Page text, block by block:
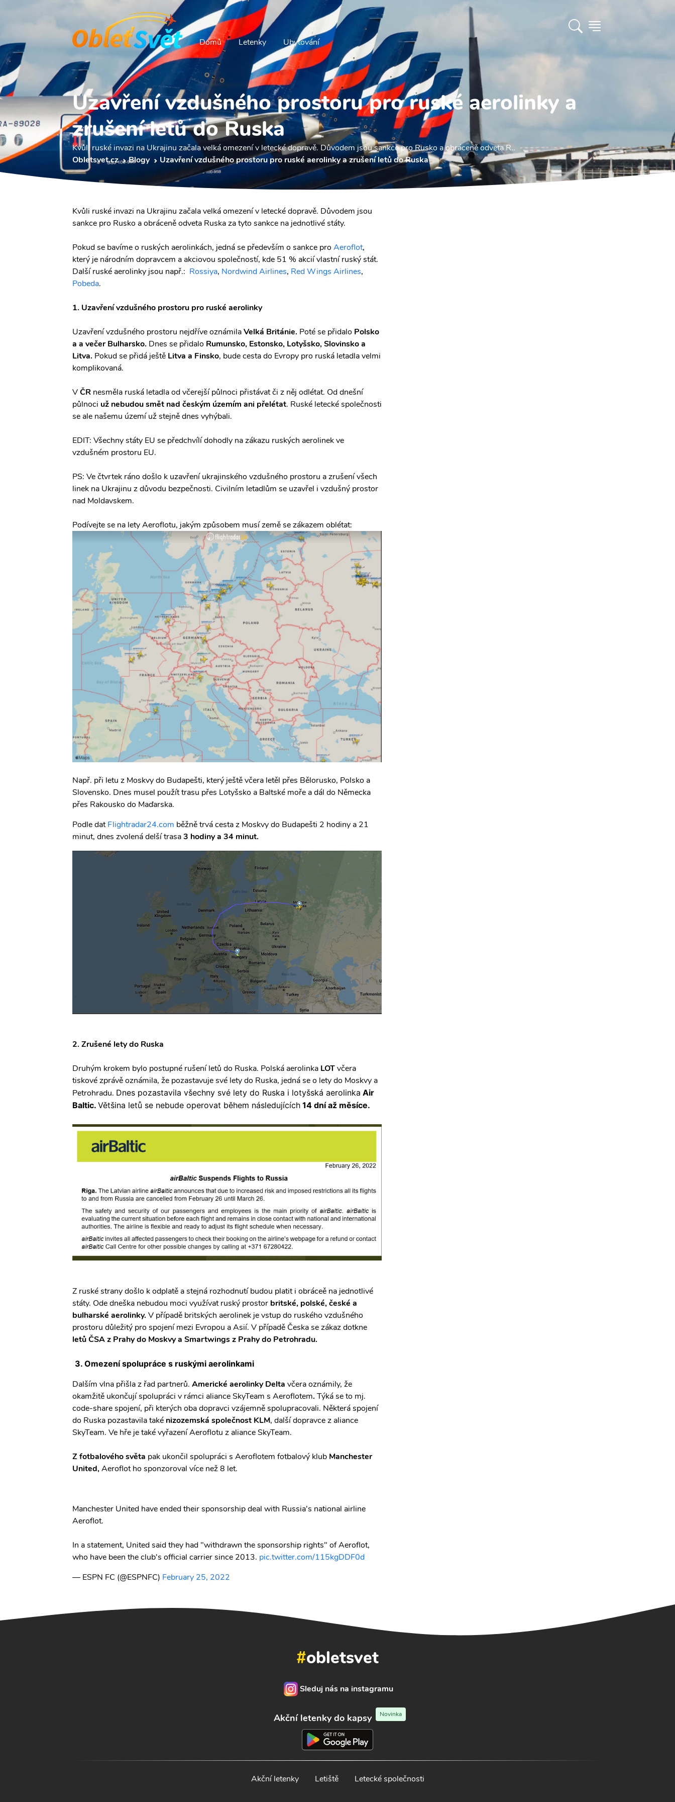
Domů Letenky Ubytování
Uzavření vzdušného prostoru pro ruské aerolinky a
zrušení letů do Ruska
Kvůli ruské invazi na Ukrajinu začala velká omezení v letecké dopravě. Důvodem jsou sankce pro Rusko a obráceně odveta R..
Obletsvet.cz
Blogy Uzavření vzdušného prostoru pro ruské aerolinky a zrušení letů do Ruska
Kvůli ruské invazi na Ukrajinu začala velká omezení v letecké dopravě. Důvodem jsou
sankce pro Rusko a obráceně odveta Ruska za tyto sankce na jednotlivé státy.
Pokud se bavíme o ruských aerolinkách, jedná se především o sankce pro Aeroflot,
který je národním dopravcem a akciovou společností, kde 51 % akcií vlastní ruský stát.
Další ruské aerolinky jsou např.: Rossiya, Nordwind Airlines, Red Wings Airlines,
Pobeda.
1. Uzavření vzdušného prostoru pro ruské aerolinky
Uzavření vzdušného prostoru nejdříve oznámilaVelká Británie. Poté se přidalo Polsko
a a večer Bulharsko. Dnes se přidalo Rumunsko, Estonsko, Lotyšsko, Slovinsko a
Litva. Pokud se přidá ještě Litva a Finsko, bude cesta do Evropy pro ruská letadla velmi
komplikovaná.
VČR nesměla ruská letadla od včerejší půlnoci přistávat či z něj odlétat. Od dnešní
půlnoci už nebudou smět nad českým územím ani přelétat. Ruské letecké společnosti
se ale našemu území už stejně dnes vyhýbali.
EDIT: Všechny státy EU se předchvílí dohodly na zákazu ruských aerolinek ve
vzdušném prostoru EU.
PS: Ve čtvrtek ráno došlo k uzavření ukrajinského vzdušného prostoru a zrušení všech
linek na Ukrajinu z důvodu bezpečnosti. Civilním letadlům se uzavřel i vzdušný prostor
nad Moldavskem.
Podívejte se na lety Aeroflotu, jakým způsobem musí země se zákazem oblétat:
Např. při letu z Moskvy do Budapešti, který ještě včera letěl přes Bělorusko, Polsko a
Slovensko. Dnes musel použít trasu přes Lotyšsko a Baltské moře a dál do Německa
přes Rakousko do Maďarska.
Podle datFlightradar24.com běžně trvá cesta z Moskvy do Budapešti 2 hodiny a 21
minut, dnes zvolená delší trasa3 hodiny a 34 minut.
2. Zrušené lety do Ruska
Druhým krokem bylo postupné rušení letů do Ruska. Polská aerolinka LOTvčera
tiskové zprávě oznámila, že pozastavuje své lety do Ruska, jedná se o lety do Moskvy a
Petrohradu. Dnes pozastavila všechny své lety do Ruska i lotyšská aerolinka Air
Baltic. Většina letů se nebude operovat během následujících 14 dní až měsíce.
Z ruské strany došlo k odplatě a stejná rozhodnutí budou platit i obráceě na jednotlivé
státy. Ode dneška nebudou moci využívat ruský prostor britské, polské, české a
bulharské aerolinky. V případě britských aerolinek je vstup do ruského vzdušného
prostoru důležitý pro spojení mezi Evropou a Asií. V případě Česka se zákaz dotkne
letů ČSA z Prahy do Moskvy a Smartwings z Prahy do Petrohradu.
3. Omezení spolupráce s ruskými aerolinkami
Dalším vlna přišla z řad partnerů. Americké aerolinky Delta včera oznámily, že
okamžitě ukončují spolupráci v rámci aliance SkyTeam s Aeroflotem. Týká se to mj.
code-share spojení, při kterých oba dopravci vzájemně spolupracovali. Některá spojení
do Ruska pozastavila také nizozemská společnost KLM, další dopravce z aliance
SkyTeam. Ve hře je také vyřazení Aeroflotu z aliance SkyTeam.
Z fotbalového světa pak ukončil spolupráci s Aeroflotem fotbalový klub Manchester
United,Aeroflot ho sponzoroval více než 8 let.
Manchester United have ended their sponsorship deal with Russia's national airline
Aeroflot.
In a statement, United said they had "withdrawn the sponsorship rights" of Aeroflot,
who have been the club's official carrier since 2013. pic.twitter.com/115kgDDF0d
— ESPN FC (@ESPNFC) February 25, 2022
#obletsvet
Sleduj nás na instagramu
Akční letenky do kapsy Novinka
Akční letenky Letiště Letecké společnosti